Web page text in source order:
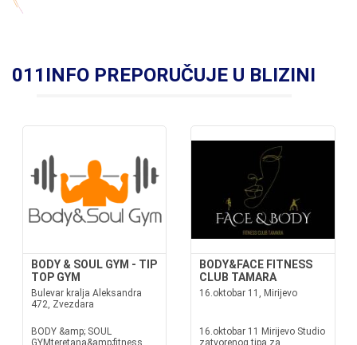
011INFO PREPORUČUJE U BLIZINI
BODY & SOUL GYM - TIP
TOP GYM
Bulevar kralja Aleksandra
472, Zvezdara
BODY &amp; SOUL
GYMteretana&amp;fitness
BODY&FACE FITNESS
CLUB TAMARA
16.oktobar 11, Mirijevo
16.oktobar 11 Mirijevo Studio
zatvorenog tipa za